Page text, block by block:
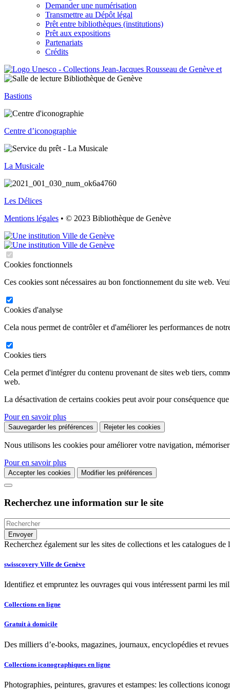
Demander une numérisation
Transmettre au Dépôt légal
Prêt entre bibliothèques (institutions)
Prêt aux expositions
Partenariats
Crédits
Bastions
Centre d’iconographie
La Musicale
Les Délices
Mentions légales • © 2023 Bibliothèque de Genève
Cookies fonctionnels
Ces cookies sont nécessaires au bon fonctionnement du site web.
Cookies d'analyse
Cela nous permet de contrôler et d'améliorer les performances de
Cookies tiers
Cela permet d'intégrer du contenu provenant de sites web tiers,
web.
La désactivation de certains cookies peut avoir pour conséquence
Pour en savoir plus
Sauvegarder les préférences Rejeter les cookies
Nous utilisons les cookies pour améliorer votre navigation,
Pour en savoir plus
Accepter les cookies Modifier les préférences
Recherchez une information sur le site
Recherchez également sur les sites de collections et les catalogues
swisscovery Ville de Genève
Identifiez et empruntez les ouvrages qui vous intéressent parmi les
Collections en ligne
Gratuit à domicile
Des milliers d’e-books, magazines, journaux, encyclopédies et
Collections iconographiques en ligne
Photographies, peintures, gravures et estampes: les collections